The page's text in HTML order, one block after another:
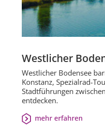
Westlicher
Westlicher Bodensee
Konstanz, Spezialrad-
Stadtführungen
entdecken.
mehr erfahren